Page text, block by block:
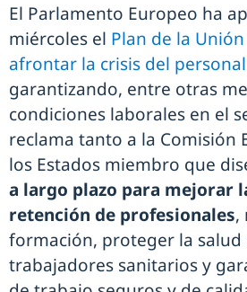
El Parlamento Europeo ha
miércoles el Plan de la
afrontar la crisis del
garantizando, entre otras
condiciones laborales en el
reclama tanto a la Comisión
los Estados miembro que
a largo plazo para mejorar
retención de profesionales,
formación, proteger la salud
trabajadores sanitarios y